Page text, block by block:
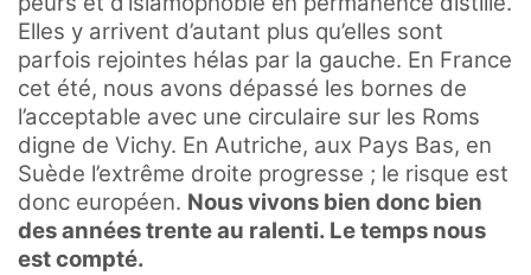
Elles y arrivent d’autant plus qu’elles sont
parfois rejointes hélas par la gauche. En France
cet été, nous avons dépassé les bornes de
l’acceptable avec une circulaire sur les Roms
digne de Vichy. En Autriche, aux Pays Bas, en
Suède l’extrême droite progresse ; le risque est
donc européen. Nous vivons bien donc bien
des années trente au ralenti. Le temps nous
est compté.